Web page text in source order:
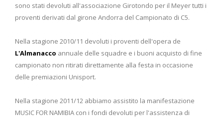
sono stati devoluti all'associazione Girotondo per il Meyer tutti i
proventi derivati dal girone Andorra del Campionato di C5.
Nella stagione 2010/11 devoluti i proventi dell'opera de
L'Almanacco annuale delle squadre e i buoni acquisto di fine
campionato non ritirati direttamente alla festa in occasione
delle premiazioni Unisport.
Nella stagione 2011/12 abbiamo assistito la manifestazione
MUSIC FOR NAMIBIA con i fondi devoluti per l'assistenza di